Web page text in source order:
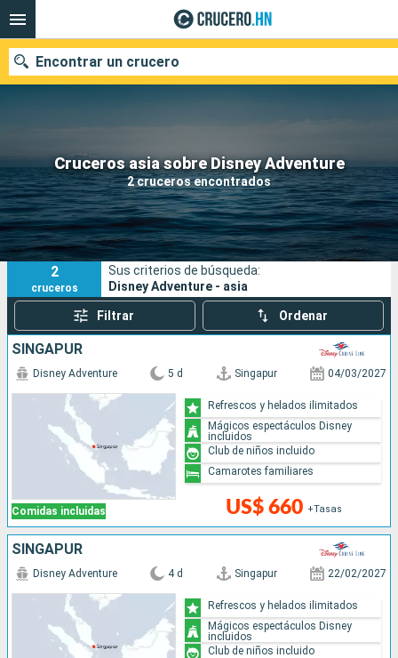
Cruceros asia sobre Disney Adventure
2 cruceros encontrados
Encontrar un crucero
Nuestros destinos
Fecha de salida
Puertos Compañías
Buscar
2
cruceros
Sus criterios de búsqueda:
Disney Adventure - asia
Filtrar Ordenar
SINGAPUR
Comidas incluidas
Disney Adventure 5 d Singapur 04/03/2027
US$ 660 +Tasas
Refrescos y helados ilimitados
Mágicos espectáculos Disney
incluidos
Club de niños incluido
Camarotes familiares
SINGAPUR
Disney Adventure 4 d Singapur 22/02/2027
Refrescos y helados ilimitados
Mágicos espectáculos Disney
incluidos
Club de niños incluido